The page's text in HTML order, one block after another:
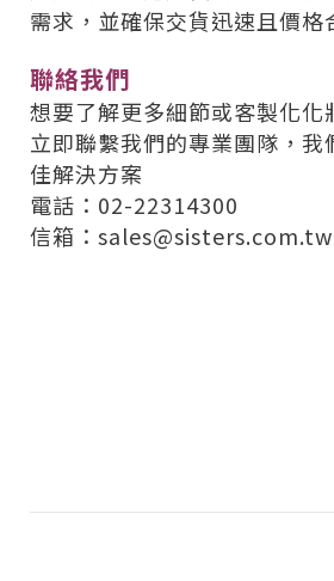
需求，並確保交貨迅速且價格
聯絡我們
想要了解更多細節或客製化化
立即聯繫我們的專業團隊，我
佳解決方案
電話：02-22314300
信箱：sales@sisters.com.tw